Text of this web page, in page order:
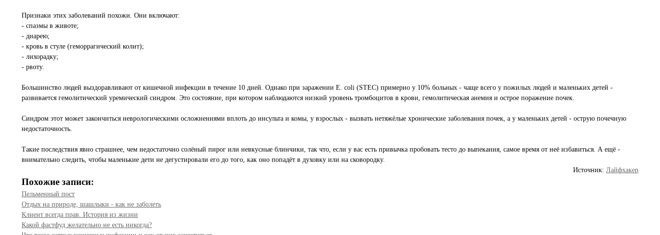
Признаки этих заболеваний похожи. Они включают:
- спазмы в животе;
- диарею;
- кровь в стуле (геморрагический колит);
- лихорадку;
- рвоту.
Большинство людей выздоравливают от кишечной инфекции в течение 10 дней. Однако при заражении E. coli (STEC) примерно у 10% больных - чаще всего у пожилых людей и маленьких детей -
развивается гемолитический уремический синдром. Это состояние, при котором наблюдаются низкий уровень тромбоцитов в крови, гемолитическая анемия и острое поражение почек.
Синдром этот может закончиться неврологическими осложнениями вплоть до инсульта и комы, у взрослых - вызвать нетяжёлые хронические заболевания почек, а у маленьких детей - острую почечную
недостаточность.
Такие последствия явно страшнее, чем недостаточно солёный пирог или невкусные блинчики, так что, если у вас есть привычка пробовать тесто до выпекания, самое время от неё избавиться. А ещё -
внимательно следить, чтобы маленькие дети не дегустировали его до того, как оно попадёт в духовку или на сковородку.
Источник: Лайфхакер
Похожие записи:
Пельменный пост
Отдых на природе, шашлыки - как не заболеть
Клиент всегда прав. История из жизни
Какой фастфуд желательно не есть никогда?